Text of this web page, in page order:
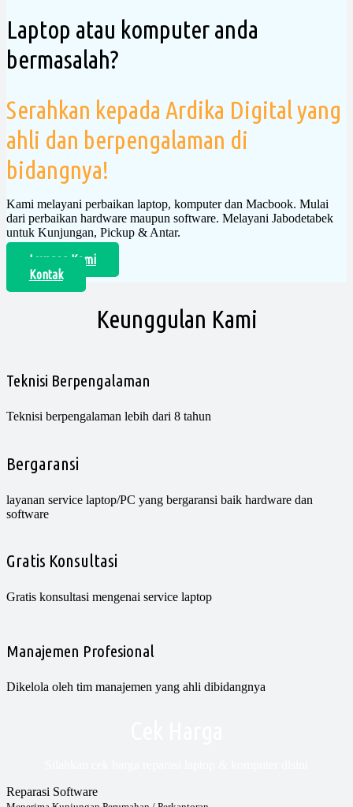
Laptop atau komputer anda
bermasalah?
Serahkan kepada Ardika Digital yang
ahli dan berpengalaman di
bidangnya!
Kami melayani perbaikan laptop, komputer dan Macbook. Mulai
dari perbaikan hardware maupun software. Melayani Jabodetabek
untuk Kunjungan, Pickup & Antar.
Layanan Kami
Kontak
Keunggulan Kami
Teknisi Berpengalaman
Teknisi berpengalaman lebih dari 8 tahun
Bergaransi
layanan service laptop/PC yang bergaransi baik hardware dan
software
Gratis Konsultasi
Gratis konsultasi mengenai service laptop
Manajemen Profesional
Dikelola oleh tim manajemen yang ahli dibidangnya
Reparasi Software